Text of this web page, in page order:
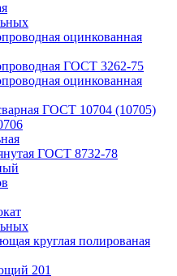
оцинкованная
ГОСТ 3262-75
оцинкованная
ГОСТ 10704 (10705)
ГОСТ 8732-78
круглая полированая
201